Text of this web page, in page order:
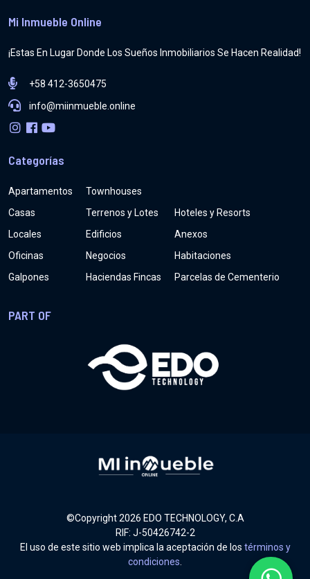
Mi Inmueble Online
¡Estas En Lugar Donde Los Sueños Inmobiliarios Se Hacen Realidad!
+58 412-3650475
info@miinmueble.online
Categorías
Apartamentos
Casas
Locales
Oficinas
Galpones
Townhouses
Terrenos y Lotes
Edificios
Negocios
Haciendas Fincas
Hoteles y Resorts
Anexos
Habitaciones
Parcelas de Cementerio
PART OF
©Copyright2026 EDO TECHNOLOGY, C.A
RIF: J-50426742-2
El uso de este sitio web implica la aceptación de los términos y
condiciones